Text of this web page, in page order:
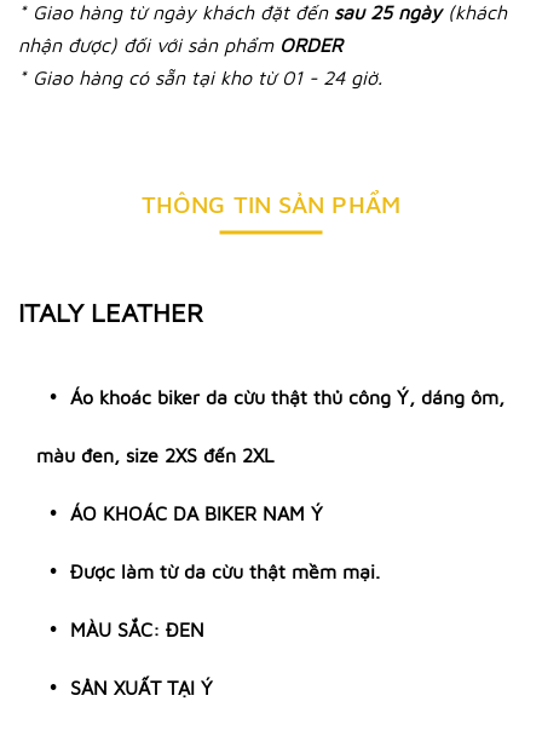
* Giao hàng từ ngày khách đặt đến sau 25 ngày (khách
nhận được) đối với sản phẩm ORDER
* Giao hàng có sẵn tại kho từ 01 - 24 giờ.
THÔNG TIN SẢN PHẨM
ITALY LEATHER
Áo khoác biker da cừu thật thủ công Ý, dáng ôm,
màu đen, size 2XS đến 2XL
ÁO KHOÁC DA BIKER NAM Ý
Được làm từ da cừu thật mềm mại.
MÀU SẮC: ĐEN
SẢN XUẤT TẠI Ý